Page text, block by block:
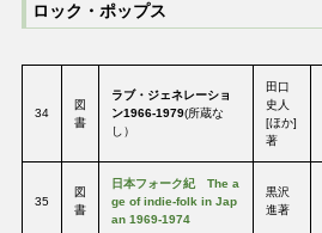
ロック・ポップス
34
図
書
ラブ・ジェネレーショ
ン1966-1979(所蔵な
し）
田口
史人
[ほか]
著
35
図
書
日本フォーク紀 The a
ge of indie‐folk in Jap
an 1969-1974
黒沢
進著